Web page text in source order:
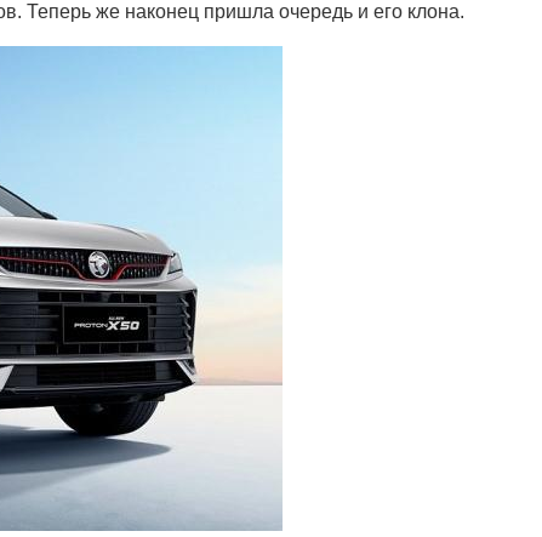
Теперь же наконец пришла очередь и его клона.